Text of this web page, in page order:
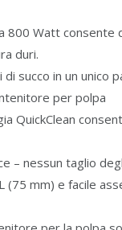
800 Watt consente
duri.
succo in un unico
per polpa
QuickClean
– nessun taglio
(75 mm) e facile